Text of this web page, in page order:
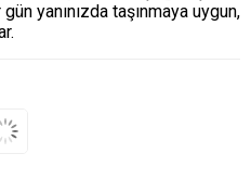
yanınızda taşınmaya uygun,